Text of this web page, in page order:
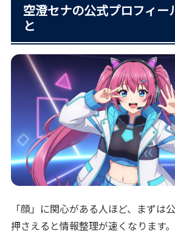
空澄セナの公式プロフィー
と
「顔」に関心がある人ほど、まずは
押さえると情報整理が速くなります。